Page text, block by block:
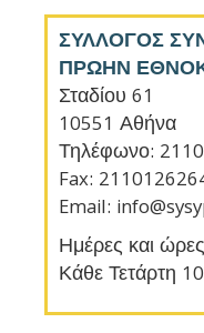
ΣΥΛΛΟΓΟΣ
ΠΡΩΗΝ
Σταδίου 61
10551 Αθήνα
Τηλέφωνο:
Fax:
Email:
Ημέρες και
Κάθε Τετάρτη